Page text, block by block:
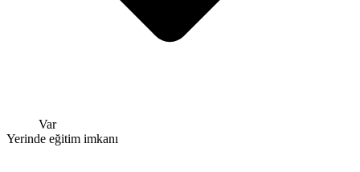
Var
Yerinde eğitim imkanı